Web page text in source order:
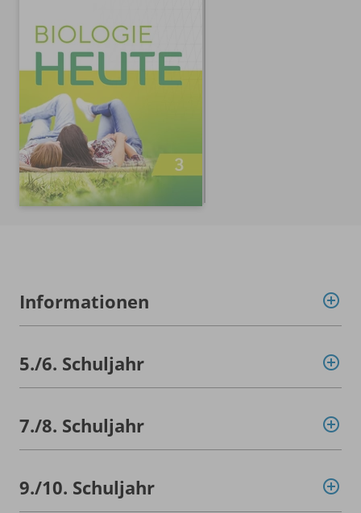
Informationen
5./6. Schuljahr
7./8. Schuljahr
9./10. Schuljahr